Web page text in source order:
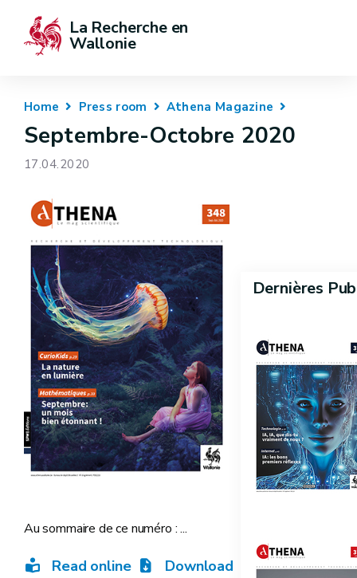
La Recherche en
Wallonie
Home Press room Athena Magazine
Septembre-Octobre 2020
17.04.2020
Au sommaire de ce numéro : ...
Read online Download
Dernières